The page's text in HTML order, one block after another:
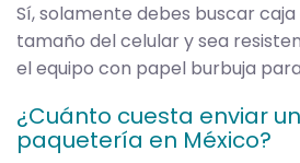
Sí, solamente debes buscar
tamaño del celular y sea
el equipo con papel burbuja
¿Cuánto cuesta enviar
paquetería en México?